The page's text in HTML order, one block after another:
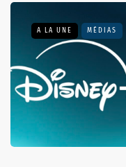
A LA UNE MÉDIAS